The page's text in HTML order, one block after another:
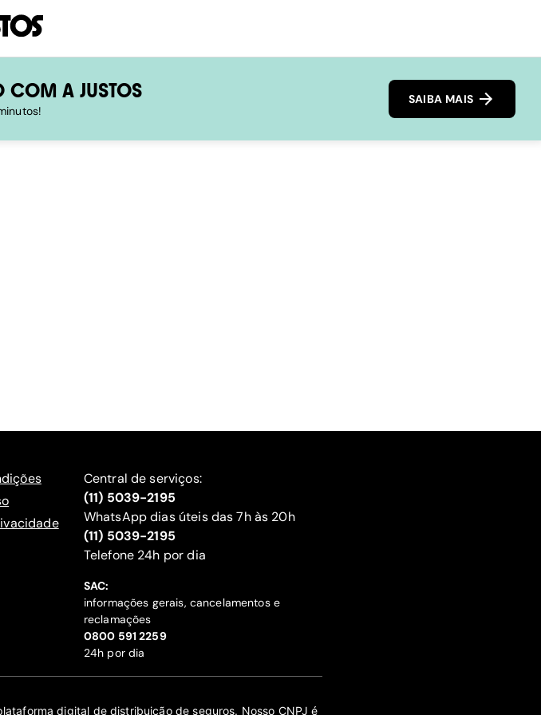
COM A JUSTOS SAIBA MAIS
Central de serviços:
(11) 5039-2195
WhatsApp dias úteis das 7h às 20h
(11) 5039-2195
‍Telefone 24h por dia
SAC:
informações gerais, cancelamentos e
reclamações
‍0800 591 2259
24h por dia
digital de distribuição de seguros. Nosso CNPJ é